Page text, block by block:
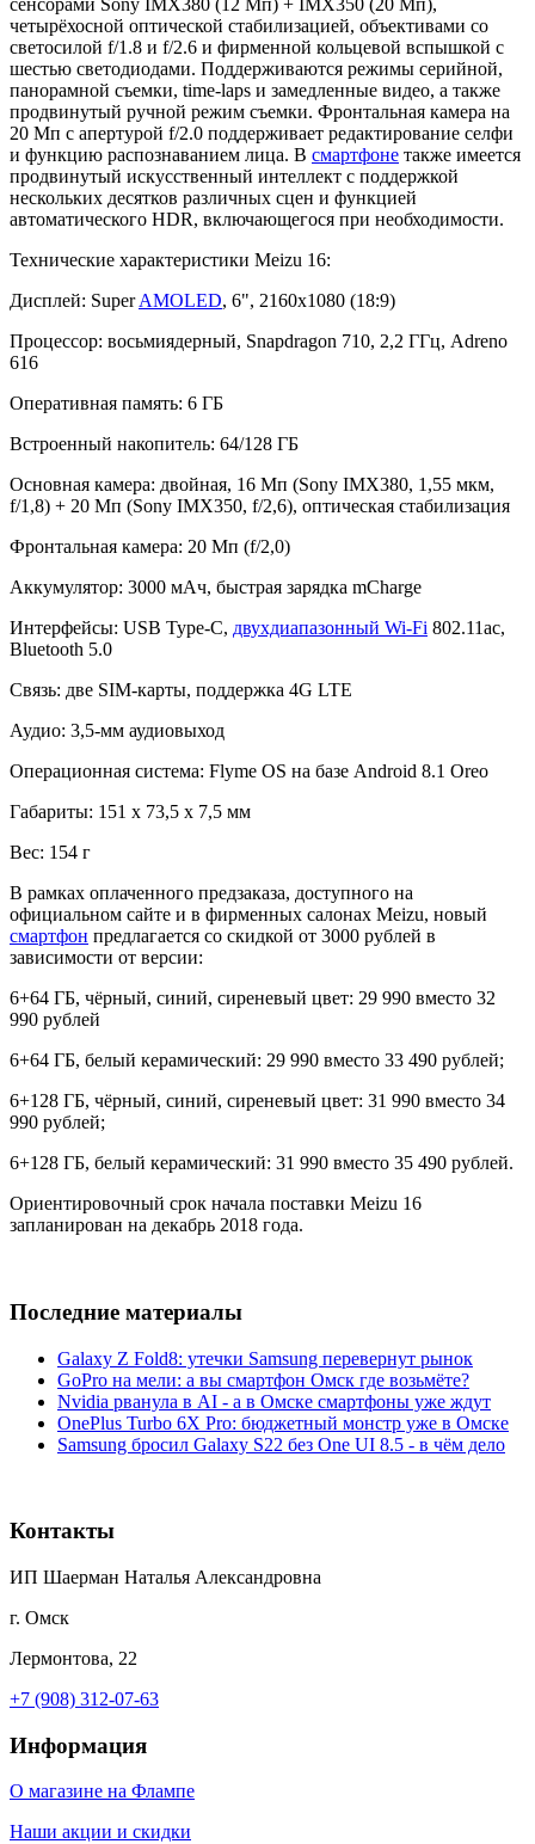
сенсорами Sony IMX380 (12 Мп) + IMX350 (20 Мп),
четырёхосной оптической стабилизацией, объективами со
светосилой f/1.8 и f/2.6 и фирменной кольцевой вспышкой с
шестью светодиодами. Поддерживаются режимы серийной,
панорамной съемки, time-laps и замедленные видео, а также
продвинутый ручной режим съемки. Фронтальная камера на
20 Мп с апертурой f/2.0 поддерживает редактирование селфи
и функцию распознаванием лица. В смартфоне также имеется
продвинутый искусственный интеллект с поддержкой
нескольких десятков различных сцен и функцией
автоматического HDR, включающегося при необходимости.
Технические характеристики Meizu 16:
Дисплей: SuperAMOLED, 6", 2160х1080 (18:9)
Процессор: восьмиядерный, Snapdragon 710, 2,2 ГГц, Adreno
616
Оперативная память: 6 ГБ
Встроенный накопитель: 64/128 ГБ
Основная камера: двойная, 16 Мп (Sony IMX380, 1,55 мкм,
f/1,8) + 20 Мп (Sony IMX350, f/2,6), оптическая стабилизация
Фронтальная камера: 20 Мп (f/2,0)
Аккумулятор: 3000 мАч, быстрая зарядка mCharge
Интерфейсы: USB Type-C, двухдиапазонный Wi-Fi 802.11ac,
Bluetooth 5.0
Связь: две SIM-карты, поддержка 4G LTE
Аудио: 3,5-мм аудиовыход
Операционная система: Flyme OS на базе Android 8.1 Oreo
Габариты: 151 х 73,5 х 7,5 мм
Вес: 154 г
В рамках оплаченного предзаказа, доступного на
официальном сайте и в фирменных салонах Meizu, новый
смартфон предлагается со скидкой от 3000 рублей в
зависимости от версии:
6+64 ГБ, чёрный, синий, сиреневый цвет: 29 990 вместо 32
990 рублей
6+64 ГБ, белый керамический: 29 990 вместо 33 490 рублей;
6+128 ГБ, чёрный, синий, сиреневый цвет: 31 990 вместо 34
990 рублей;
6+128 ГБ, белый керамический: 31 990 вместо 35 490 рублей.
Ориентировочный срок начала поставки Meizu 16
запланирован на декабрь 2018 года.
Последние материалы
Galaxy Z Fold8: утечки Samsung перевернут рынок
GoPro на мели: а вы смартфон Омск где возьмёте?
Nvidia рванула в AI - а в Омске смартфоны уже ждут
OnePlus Turbo 6X Pro: бюджетный монстр уже в Омске
Samsung бросил Galaxy S22 без One UI 8.5 - в чём дело
Контакты
ИП Шаерман Наталья Александровна
г. Омск
Лермонтова, 22
+7 (908) 312-07-63
Информация
О магазине на Флампе
Наши акции и скидки